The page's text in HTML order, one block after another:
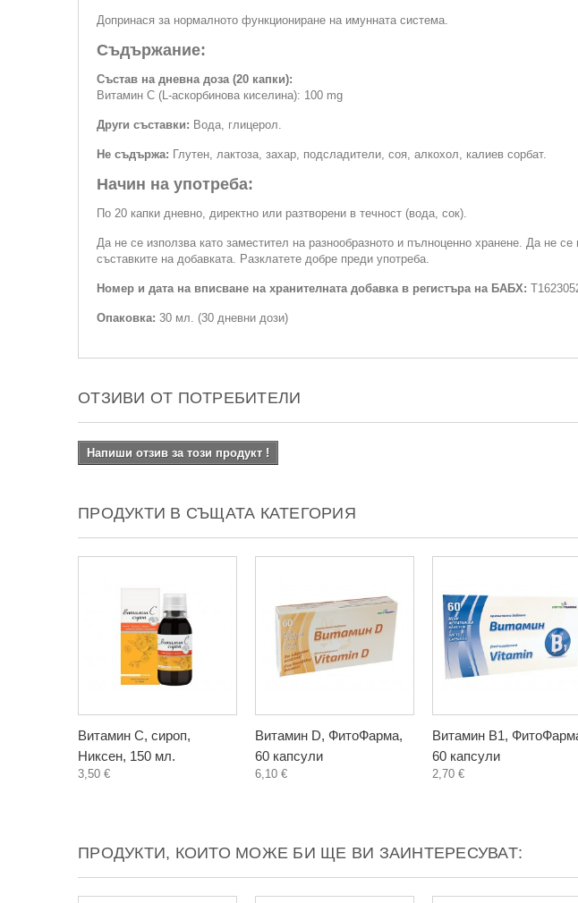
Допринася за нормалното функциониране на имунната система.
Съдържание:
Състав на дневна доза (20 капки):
Витамин С (L-аскорбинова киселина): 100 mg
Други съставки: Вода, глицерол.
Не съдържа: Глутен, лактоза, захар, подсладители, соя, алкохол, калиев сорбат.
Начин на употреба:
По 20 капки дневно, директно или разтворени в течност (вода, сок).
Да не се използва като заместител на разнообразното и пълноценно хранене. Да не
съставките на добавката. Разклатете добре преди употреба.
Номер и дата на вписване на хранителната добавка в регистъра на БАБХ:
Опаковка: 30 мл. (30 дневни дози)
ОТЗИВИ ОТ ПОТРЕБИТЕЛИ
Напиши отзив за този продукт !
ПРОДУКТИ В СЪЩАТА КАТЕГОРИЯ
Витамин C, сироп,
Никсен, 150 мл.
3,50 €
Витамин D, ФитоФарма,
60 капсули
6,10 €
Витамин B1,
60 капсули
2,70 €
ПРОДУКТИ, КОИТО МОЖЕ БИ ЩЕ ВИ ЗАИНТЕРЕСУВАТ: